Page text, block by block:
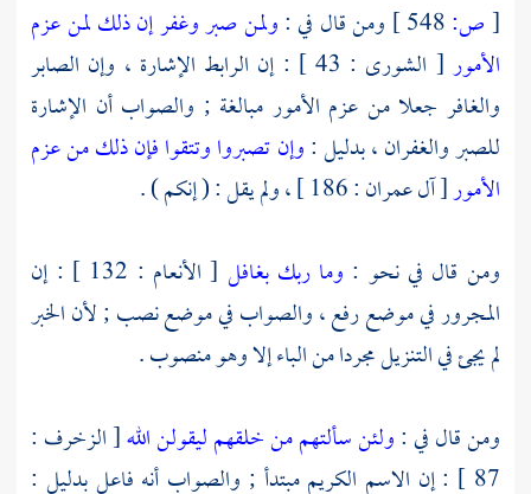
[ص: ومن قال في :ولمن صبر وغفر إن ذلك لمن عزم
الأمور
[ الشورى : 43 ] : إن الرابط الإشارة ، وإن الصابر
والغافر جعلا من عزم الأمور مبالغة ; والصواب أن الإشارة
للصبر والغفران ، بدليل :وإن تصبروا وتتقوا فإن ذلك من عزم
الأمور[ آل عمران : 186 ] ، ولم يقل : ( إنكم ) .
ومن قال في نحو : وما ربك بغافل
[ الأنعام : 132 ] : إن
المجرور في موضع رفع ، والصواب في موضع نصب ; لأن الخبر
لم يجئ في التنزيل مجردا من الباء إلا وهو منصوب .
ومن قال في :ولئن سألتهم من خلقهم ليقولن الله[ الزخرف :
87 ] : إن الاسم الكريم مبتدأ ; والصواب أنه فاعل بدليل :